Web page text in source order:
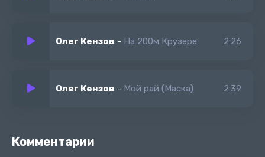
Олег Кензов - На 200м Крузере 2:26
Олег Кензов - Мой рай (Маска) 2:39
Комментарии